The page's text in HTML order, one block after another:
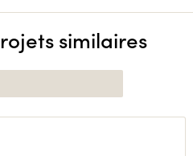
similaires